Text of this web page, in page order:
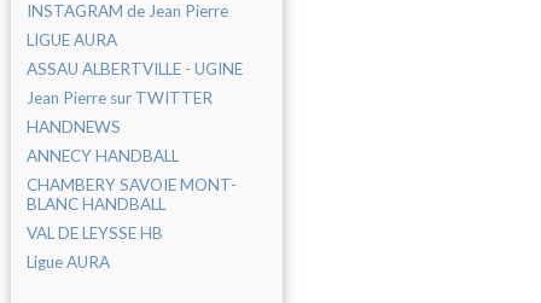
INSTAGRAM de Jean Pierre
LIGUE AURA
ASSAU ALBERTVILLE - UGINE
Jean Pierre sur TWITTER
HANDNEWS
ANNECY HANDBALL
CHAMBERY SAVOIE MONT-
BLANC HANDBALL
VAL DE LEYSSE HB
Ligue AURA